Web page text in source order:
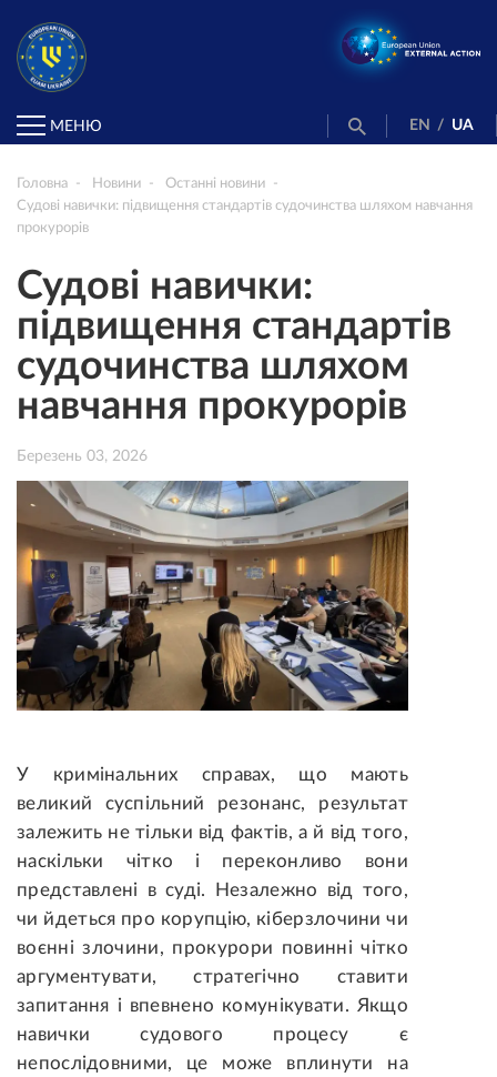
МЕНЮ EN / UA
Головна Новини
Останні новини
Судові навички: підвищення стандартів судочинства шляхом навчання
прокурорів
Судові навички:
підвищення стандартів
судочинства шляхом
навчання прокурорів
Березень 03, 2026
У кримінальних справах, що мають
великий суспільний резонанс, результат
залежить не тільки від фактів, а й від того,
наскільки чітко і переконливо вони
представлені в суді. Незалежно від того,
чи йдеться про корупцію, кіберзлочини чи
воєнні злочини, прокурори повинні чітко
аргументувати, стратегічно ставити
запитання і впевнено комунікувати. Якщо
навички судового процесу є
непослідовними, це може вплинути на